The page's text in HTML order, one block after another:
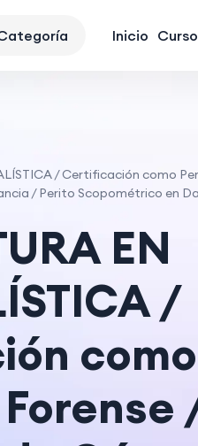
Inicio
/ Certificación como
/ Perito Scopométrico en
EN
/